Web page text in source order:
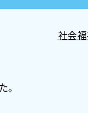
社会
。